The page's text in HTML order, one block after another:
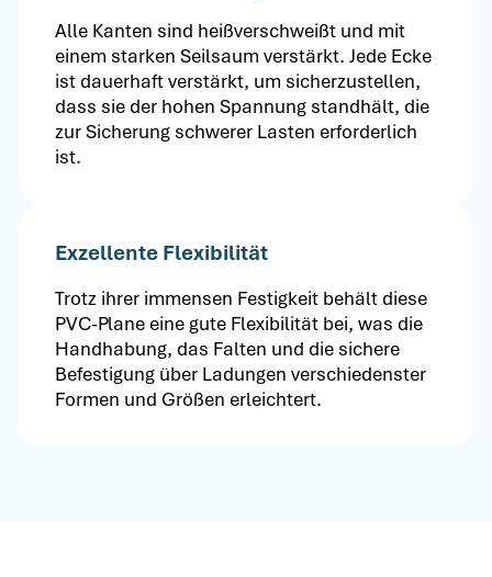
Alle Kanten sind heißverschweißt und mit
einem starken Seilsaum verstärkt. Jede Ecke
ist dauerhaft verstärkt, um sicherzustellen,
dass sie der hohen Spannung standhält, die
zur Sicherung schwerer Lasten erforderlich
ist.
Exzellente Flexibilität
Trotz ihrer immensen Festigkeit behält diese
PVC-Plane eine gute Flexibilität bei, was die
Handhabung, das Falten und die sichere
Befestigung über Ladungen verschiedenster
Formen und Größen erleichtert.